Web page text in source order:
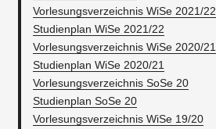
Vorlesungsverzeichnis WiSe 2021/22
Studienplan WiSe 2021/22
Vorlesungsverzeichnis WiSe 2020/21
Studienplan WiSe 2020/21
Vorlesungsverzeichnis SoSe 20
Studienplan SoSe 20
Vorlesungsverzeichnis WiSe 19/20